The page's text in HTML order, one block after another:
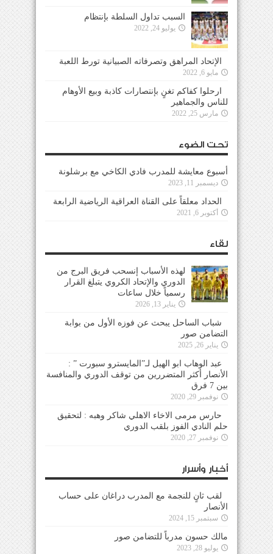
السبب تداول السلطة بإنتظام
يوليو 24, 2022
الإتحاد المراهق وتصرفاته الصبيانية تورط اللعبة
مايو 6, 2022
ارحلوا كفاكم تغنٍ بإنتصارات كاذبة وبيع الأوهام
للناس والجماهير
مارس 25, 2022
تحت الضوء
أسبوع معايشة للمدرب فادي الكاخي مع برشلونة
ديسمبر 11, 2023
الحداد معلقاً على القناة العراقية الرياضية الرابعة
أكتوبر 6, 2021
لقاء
لهذه الأسباب إنسحب فريق البرج من
الدوري والإتحاد الكروي يتبلغ القرار
رسمياً خلال ساعات
يناير 13, 2026
شباب الساحل يبحث عن فوزه الأول من بوابة
التضامن صور
يناير 26, 2025
عبد الوهاب ابو الهيل لـ”المايسترو سبورت ” :
الأنصار أكثر المتضررين من توقف الدوري والمنافسة
بين 7 فرق
نوفمبر 29, 2020
حارس مرمى الاخاء الاهلي شاكر وهبه : لتحقيق
حلم النادي الفوز بلقب الدوري
نوفمبر 27, 2020
أخبار وأسرار
لقب ثانٍ للنجمة مع المدرب دراغان على حساب
الأنصار
سبتمبر 15, 2024
مالك حسون مدرباً للتضامن صور
يوليو 28, 2023